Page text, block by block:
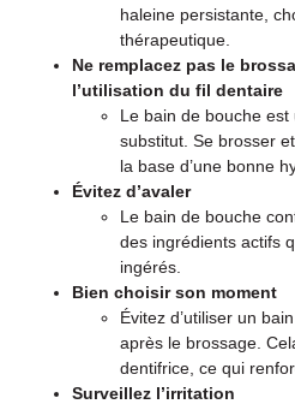
haleine persistante,
thérapeutique.
Ne remplacez pas le
l’utilisation du fil dentaire
Le bain de bouche
substitut. Se brosser
la base d’une bonne
Évitez d’avaler
Le bain de bouche
des ingrédients actifs
ingérés.
Bien choisir son moment
Évitez d’utiliser un
après le brossage.
dentifrice, ce qui
Surveillez l’irritation